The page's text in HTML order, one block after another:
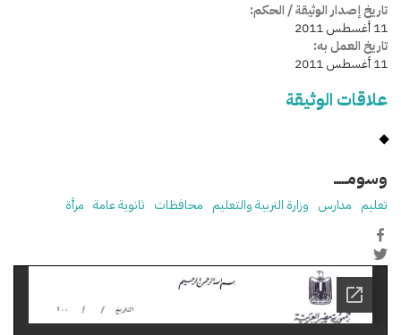
تاريخ إصدار الوثيقة / الحكم:
11 أغسطس 2011
تاريخ العمل به:
11 أغسطس 2011
علاقات الوثيقة
وسومـــــ
تعليم مدارس وزارة التربية والتعليم محافظات ثانوية عامة مرأة